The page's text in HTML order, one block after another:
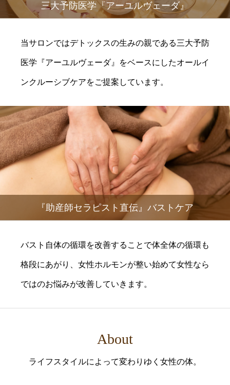
三大予防医学『アーユルヴェーダ』
当サロンではデトックスの生みの親である三大予防
医学『アーユルヴェーダ』をベースにしたオールイ
ンクルーシブケアをご提案しています。
『助産師セラピスト直伝』バストケア
バスト自体の循環を改善することで体全体の循環も
格段にあがり、女性ホルモンが整い始めて女性なら
ではのお悩みが改善していきます。
About
ライフスタイルによって変わりゆく女性の体。